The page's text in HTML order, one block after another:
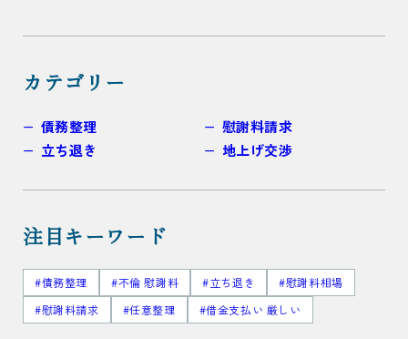
カテゴリー
債務整理
慰謝料請求
立ち退き
地上げ交渉
注目キーワード
#債務整理 #不倫 慰謝料 #立ち退き
#慰謝料相場
#慰謝料請求
#任意整理 #借金支払い 厳しい